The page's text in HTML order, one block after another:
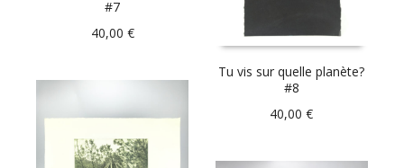
#7
40,00 €
Tu vis sur quelle planète?
#8
40,00€